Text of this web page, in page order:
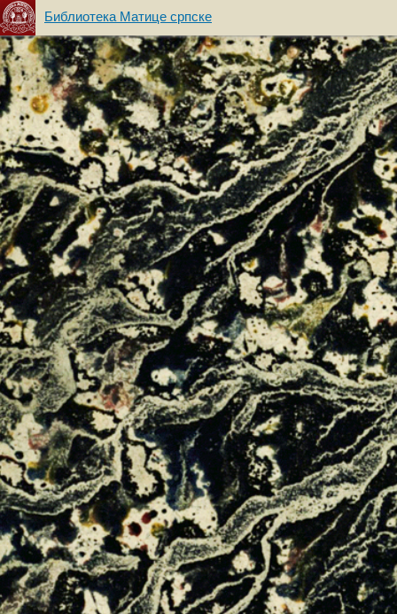
Библиотека Матице српске